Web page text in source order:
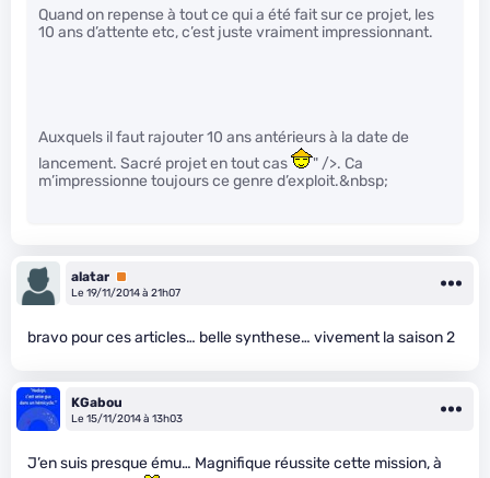
Quand on repense à tout ce qui a été fait sur ce projet, les
10 ans d’attente etc, c’est juste vraiment impressionnant.
Auxquels il faut rajouter 10 ans antérieurs à la date de
lancement. Sacré projet en tout cas
" />. Ca
m’impressionne toujours ce genre d’exploit.&nbsp;
alatar Premium
Le 19/11/2014 à 21h07
bravo pour ces articles… belle synthese… vivement la saison 2
KGabou
Le 15/11/2014 à 13h03
J’en suis presque ému… Magnifique réussite cette mission, à